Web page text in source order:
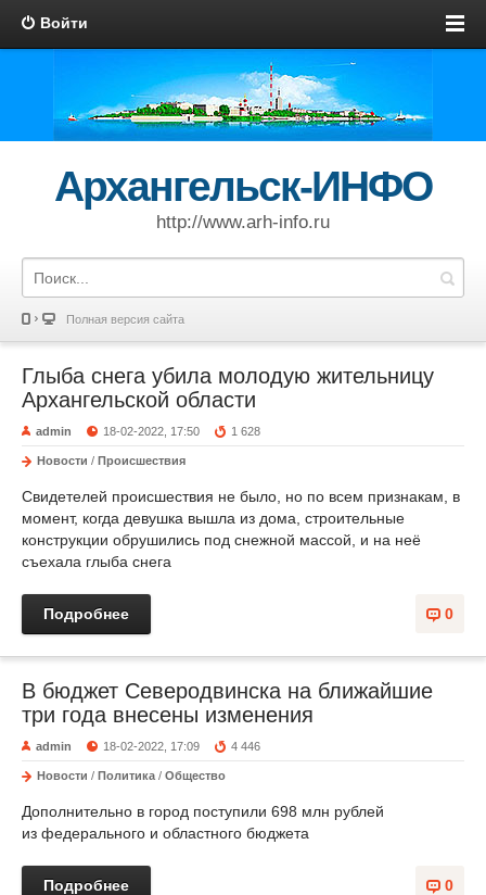
Войти
Архангельск-ИНФО
http://www.arh-info.ru
Полная версия сайта
Глыба снега убила молодую жительницу
Архангельской области
admin 18-02-2022, 17:50 1 628
Новости / Происшествия
Свидетелей происшествия не было, но по всем признакам, в
момент, когда девушка вышла из дома, строительные
конструкции обрушились под снежной массой, и на неё
съехала глыба снега
0
Подробнее
В бюджет Северодвинска на ближайшие
три года внесены изменения
admin 18-02-2022, 17:09 4 446
Новости / Политика / Общество
Дополнительно в город поступили 698 млн рублей
из федерального и областного бюджета
0
Подробнее